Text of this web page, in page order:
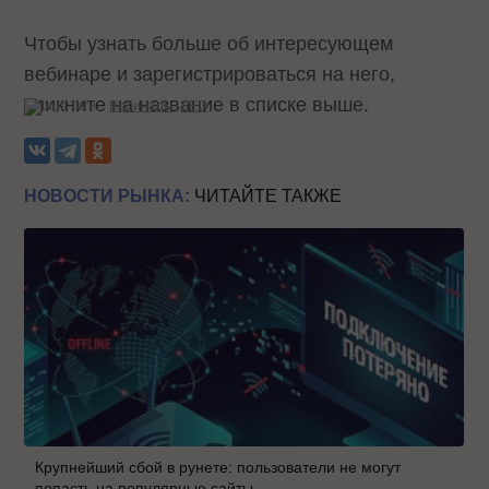
Чтобы узнать больше об интересующем
вебинаре и зарегистрироваться на него,
кликните на название в списке выше.
Теги: Вебинары SEO
НОВОСТИ РЫНКА: ЧИТАЙТЕ ТАКЖЕ
Крупнейший сбой в рунете: пользователи не могут